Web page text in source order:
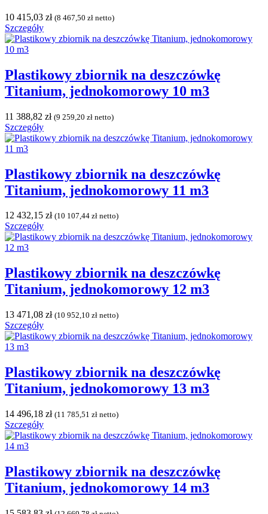
10 415,03 zł (8 467,50 zł netto)
Szczegóły
Plastikowy zbiornik na deszczówkę
Titanium, jednokomorowy 10 m3
11 388,82 zł (9 259,20 zł netto)
Szczegóły
Plastikowy zbiornik na deszczówkę
Titanium, jednokomorowy 11 m3
12 432,15 zł (10 107,44 zł netto)
Szczegóły
Plastikowy zbiornik na deszczówkę
Titanium, jednokomorowy 12 m3
13 471,08 zł (10 952,10 zł netto)
Szczegóły
Plastikowy zbiornik na deszczówkę
Titanium, jednokomorowy 13 m3
14 496,18 zł (11 785,51 zł netto)
Szczegóły
Plastikowy zbiornik na deszczówkę
Titanium, jednokomorowy 14 m3